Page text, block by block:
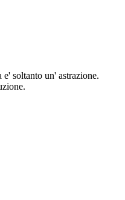
soltanto un' astrazione.